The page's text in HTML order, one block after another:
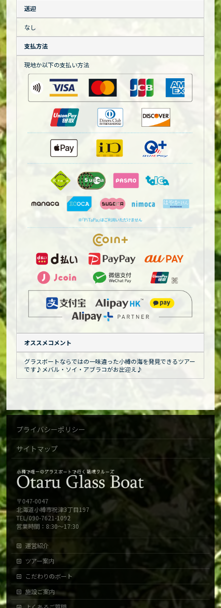
送迎
なし
支払方法
現地か以下の支払い方法
オススメコメント
グラスボートならではの一味違った小樽の海を発見できるツアー
です♪メバル・ソイ・アブラコがお出迎え♪
プライバシーポリシー
サイトマップ
〒047-0047
北海道小樽市祝津3丁目197
TEL/090-7621-1092
営業時間：8:30～17:30
運営紹介
ツアー案内
こだわりのボート
施設ご案内